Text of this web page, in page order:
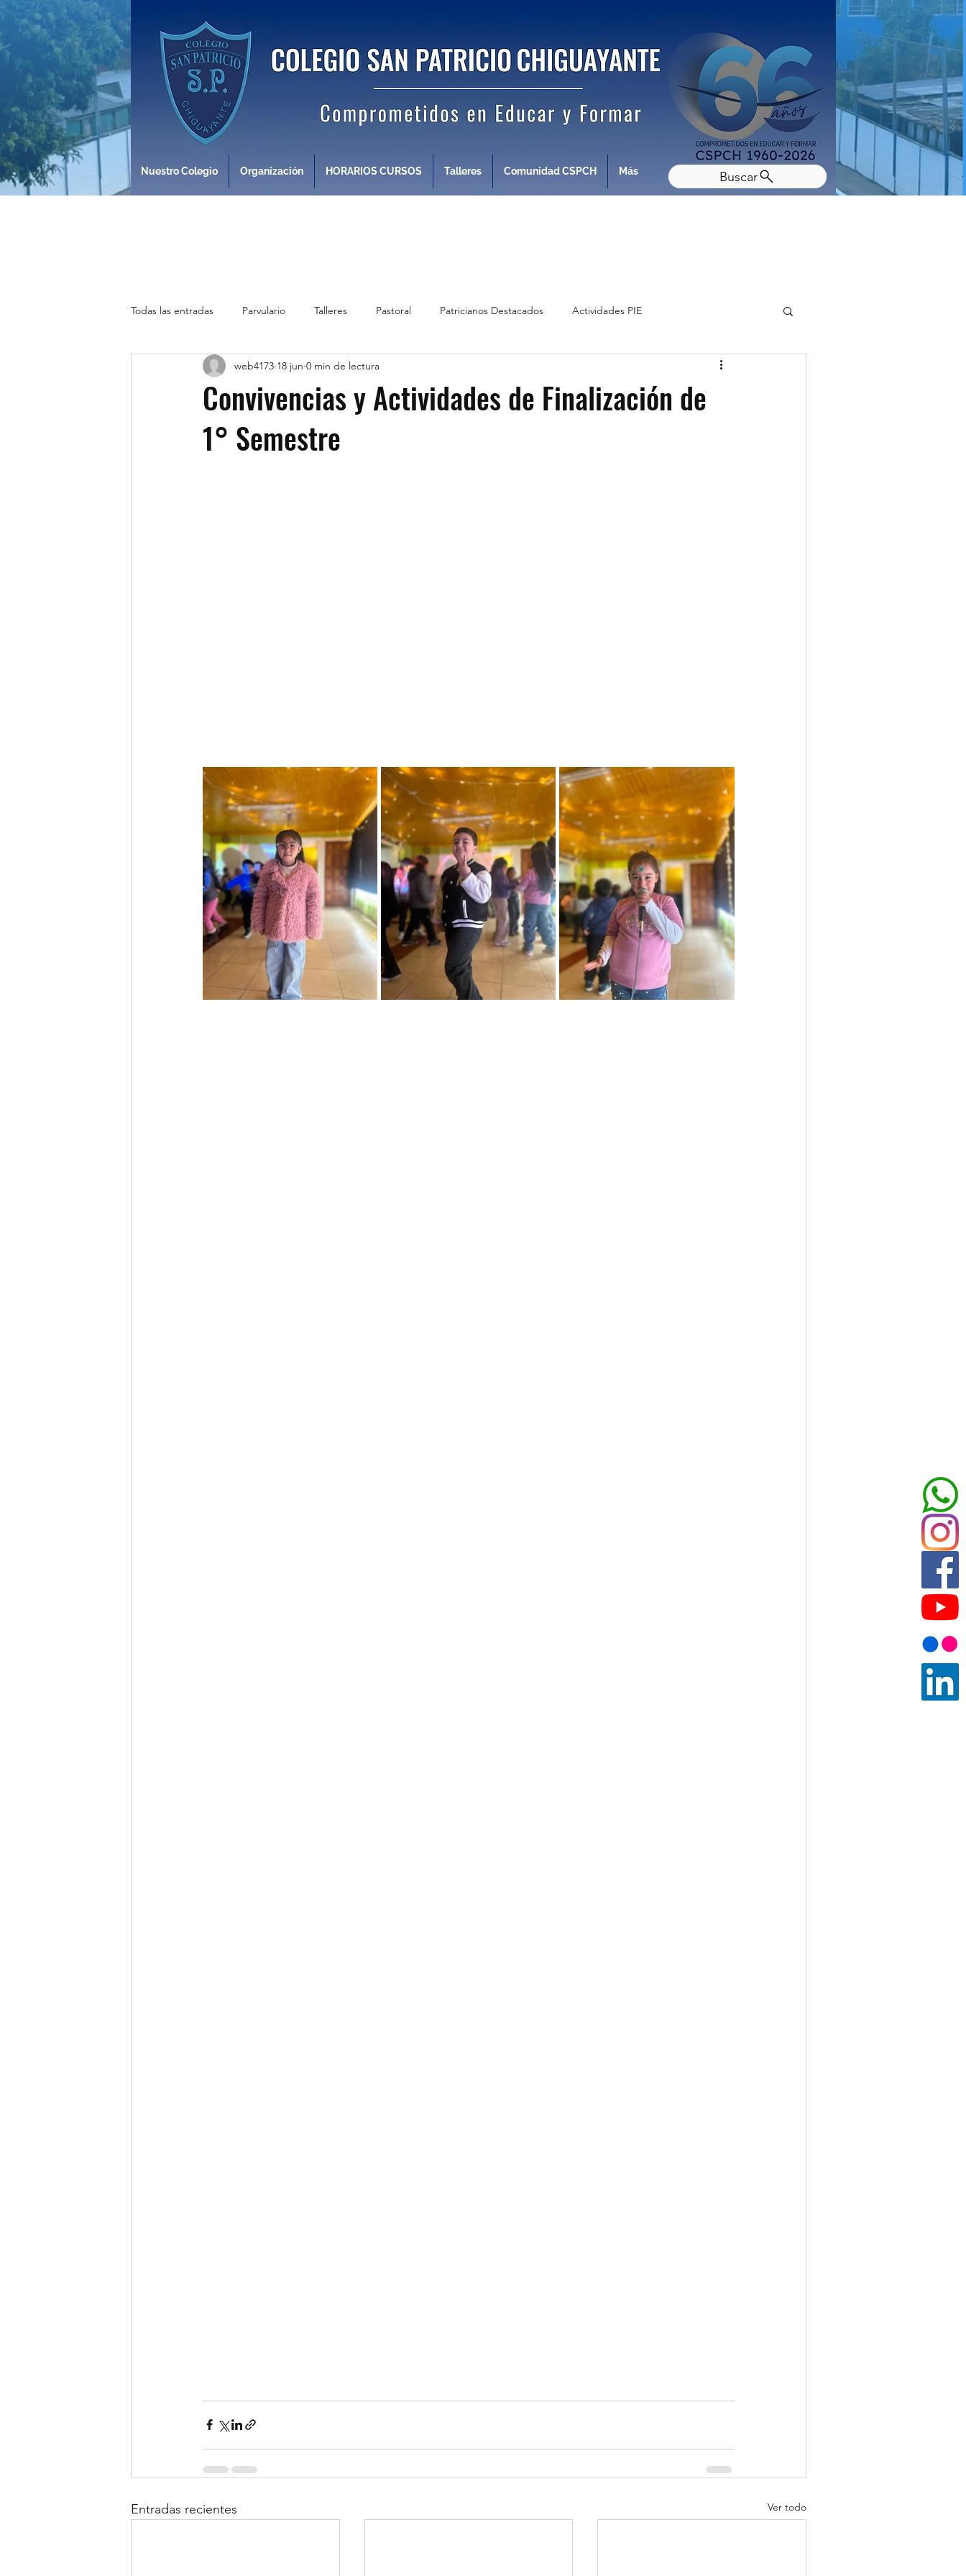
Nuestro Colegio Organización HORARIOS CURSOS Talleres Comunidad CSPCH Más Buscar
Todas las entradas Parvulario Talleres Pastoral Patricianos Destacados Actividades PIE
Convivencias y Actividades de Finalización de
1° Semestre
web4173 18 jun 0 min de lectura
Entradas recientes Ver todo